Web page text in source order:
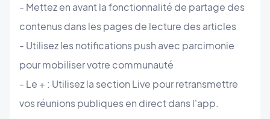
- Mettez en avant la fonctionnalité de partage des
contenus dans les pages de lecture des articles
- Utilisez les notifications push avec parcimonie
pour mobiliser votre communauté
- Le + : Utilisez la section Live pour retransmettre
vos réunions publiques en direct dans l'app.